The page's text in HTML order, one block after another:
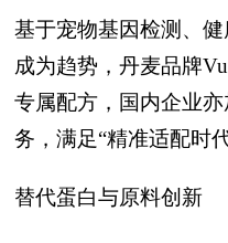
基于宠物基因检测、
成为趋势，丹麦品牌
专属配方，国内企业
务，满足“精准适配时代
替代蛋白与原料创新